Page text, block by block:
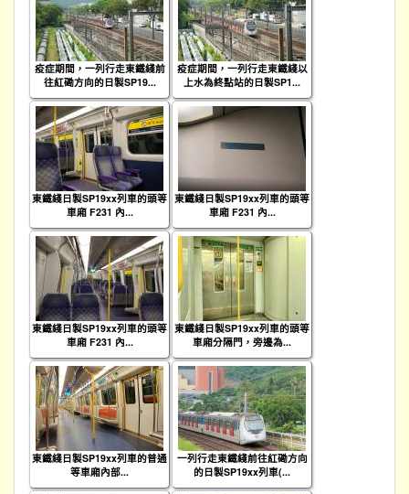
疫症期間，一列行走東鐵綫前
往紅磡方向的日製SP19...
疫症期間，一列行走東鐵綫以
上水為終點站的日製SP1...
東鐵綫日製SP19xx列車的頭等
車廂 F231 內...
東鐵綫日製SP19xx列車的頭等
車廂 F231 內...
東鐵綫日製SP19xx列車的頭等
車廂 F231 內...
東鐵綫日製SP19xx列車的頭等
車廂分隔門，旁邊為...
東鐵綫日製SP19xx列車的普通
等車廂內部...
一列行走東鐵綫前往紅磡方向
的日製SP19xx列車(...